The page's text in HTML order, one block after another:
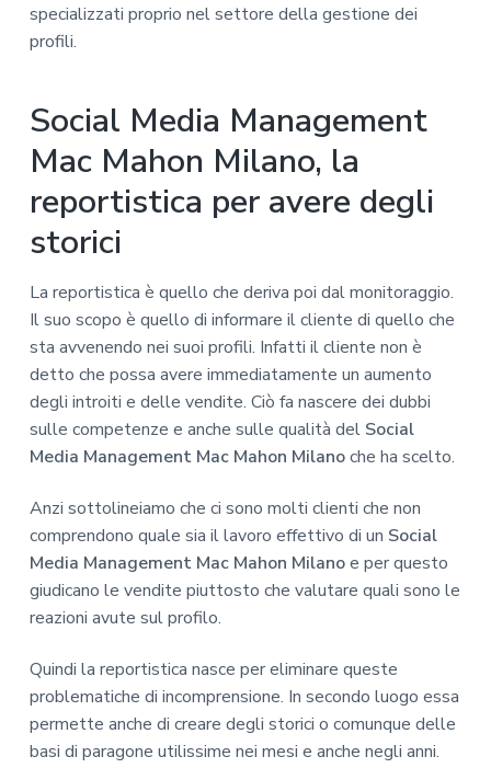
specializzati proprio nel settore della gestione dei
profili.
Social Media Management
Mac Mahon Milano, la
reportistica per avere degli
storici
La reportistica è quello che deriva poi dal monitoraggio.
Il suo scopo è quello di informare il cliente di quello che
sta avvenendo nei suoi profili. Infatti il cliente non è
detto che possa avere immediatamente un aumento
degli introiti e delle vendite. Ciò fa nascere dei dubbi
sulle competenze e anche sulle qualità del Social
Media Management Mac Mahon Milanoche ha scelto.
Anzi sottolineiamo che ci sono molti clienti che non
comprendono quale sia il lavoro effettivo di un Social
Media Management Mac Mahon Milanoe per questo
giudicano le vendite piuttosto che valutare quali sono le
reazioni avute sul profilo.
Quindi la reportistica nasce per eliminare queste
problematiche di incomprensione. In secondo luogo essa
permette anche di creare degli storici o comunque delle
basi di paragone utilissime nei mesi e anche negli anni.